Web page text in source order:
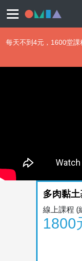
每天不到4元，1600堂
多肉黏
線上課程 (
1800